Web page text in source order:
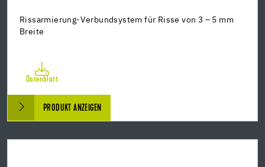
Rissarmierung-Verbundsystem für Risse von 3 – 5 mm
Breite
Datenblatt
PRODUKT ANZEIGEN